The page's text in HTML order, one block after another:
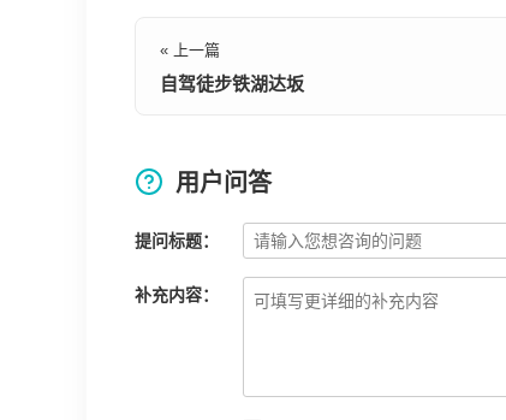
« 上一篇
自驾徒步铁湖达坂
用户问答
提问标题：
补充内容：